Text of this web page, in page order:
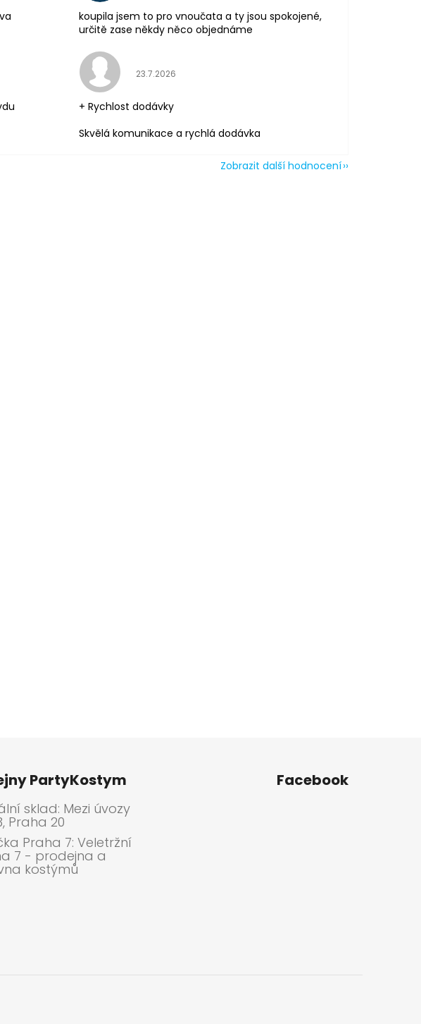
koupila jsem to pro vnoučata a ty jsou spokojené,
určitě zase někdy něco objednáme
Hodnocení obchodu je 5 z 5 hvězdiček.
23.7.2026
+ Rychlost dodávky
Skvělá komunikace a rychlá dodávka
Zobrazit další hodnocení
PartyKostym
sklad: Mezi úvozy
Praha 20
Praha 7: Veletržní
7 - prodejna a
kostýmů
Facebook